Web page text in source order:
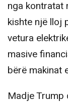
nga kontratat
kishte një lloj
vetura
masive
bërë makinat
Madje Trump